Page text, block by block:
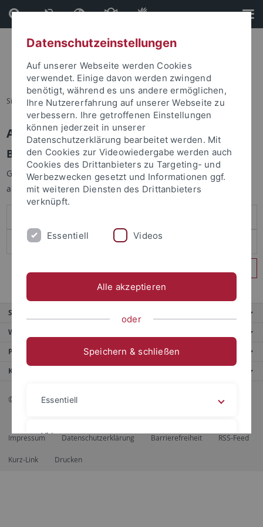
Direkt
zum
Inhalt
Direkt
zur
Fußleiste
Sie sind hier: Startseite
Anmelden
Benutzeranmeldung
Geben Sie Ihren Benutzernamen und Ihr Passwort an um sich
anzumelden:
Service
Weitere Angebote
Portale
Kontaktinfo
© 2026 Eberhard Karls Universität Tübingen, Tübingen
Impressum Datenschutzerklärung Barrierefreiheit RSS-Feed
Kurz-Link Drucken
Datenschutzeinstellungen
Auf unserer Webseite werden Cookies
verwendet. Einige davon werden zwingend
benötigt, während es uns andere ermöglichen,
Ihre Nutzererfahrung auf unserer Webseite zu
verbessern. Ihre getroffenen Einstellungen
können jederzeit in unserer
Datenschutzerklärung bearbeitet werden. Mit
den Cookies zur Videowiedergabe werden auch
Cookies des Drittanbieters zu Targeting- und
Werbezwecken gesetzt und Informationen ggf.
mit weiteren Diensten des Drittanbieters
verknüpft.
Essentiell Videos
Alle akzeptieren
oder
Speichern & schließen
Essentiell
Videos